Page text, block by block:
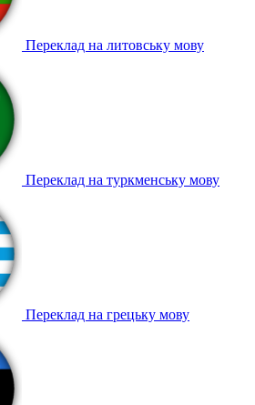
Переклад на литовську мову
Переклад на туркменську мову
Переклад на грецьку мову